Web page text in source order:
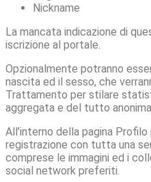
Nickname
La mancata indicazione di
iscrizione al portale.
Opzionalmente potranno
nascita ed il sesso, che
Trattamento per stilare
aggregata e del tutto anonima.
All’interno della pagina
registrazione con tutta una
comprese le immagini ed i
social network preferiti.